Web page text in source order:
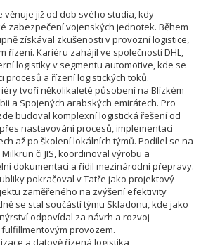
věnuje již od dob svého studia, kdy
zabezpečení vojenských jednotek. Během
získával zkušenosti v provozní logistice,
řízení. Kariéru zahájil ve společnosti DHL,
logistiky v segmentu automotive, kde se
procesů a řízení logistických toků.
tvoří několikaleté působení na Blízkém
a Spojených arabských emirátech. Pro
budoval komplexní logistická řešení od
nastavování procesů, implementaci
až po školení lokálních týmů. Podílel se na
či JIS, koordinoval výrobu a
dokumentaci a řídil mezinárodní přepravy.
pokračoval v Tatře jako projektový
zaměřeného na zvýšení efektivity
se stal součástí týmu Skladonu, kde jako
odpovídal za návrh a rozvoj
provozem.